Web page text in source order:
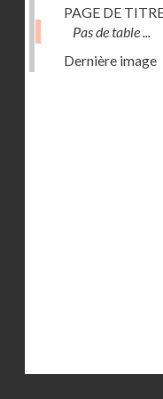
PAGE DE
Pas de table ...
Dernière image